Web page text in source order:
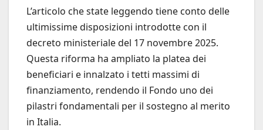
L’articolo che state leggendo tiene conto delle
ultimissime disposizioni introdotte con il
decreto ministeriale del 17 novembre 2025.
Questa riforma ha ampliato la platea dei
beneficiari e innalzato i tetti massimi di
finanziamento, rendendo il Fondo uno dei
pilastri fondamentali per il sostegno al merito
in Italia.